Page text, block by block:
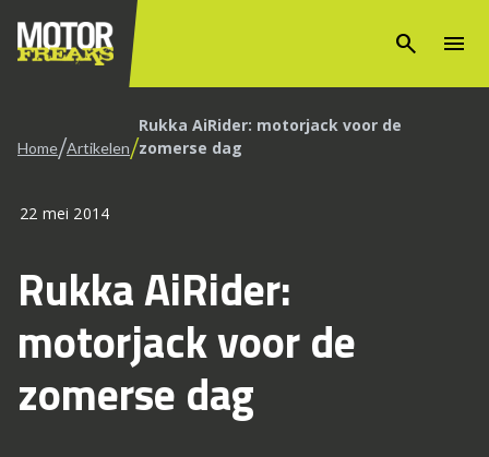
search menu
Home/Artikelen/Rukka AiRider: motorjack voor de
zomerse dag
22 mei 2014
Rukka AiRider:
motorjack voor de
zomerse dag